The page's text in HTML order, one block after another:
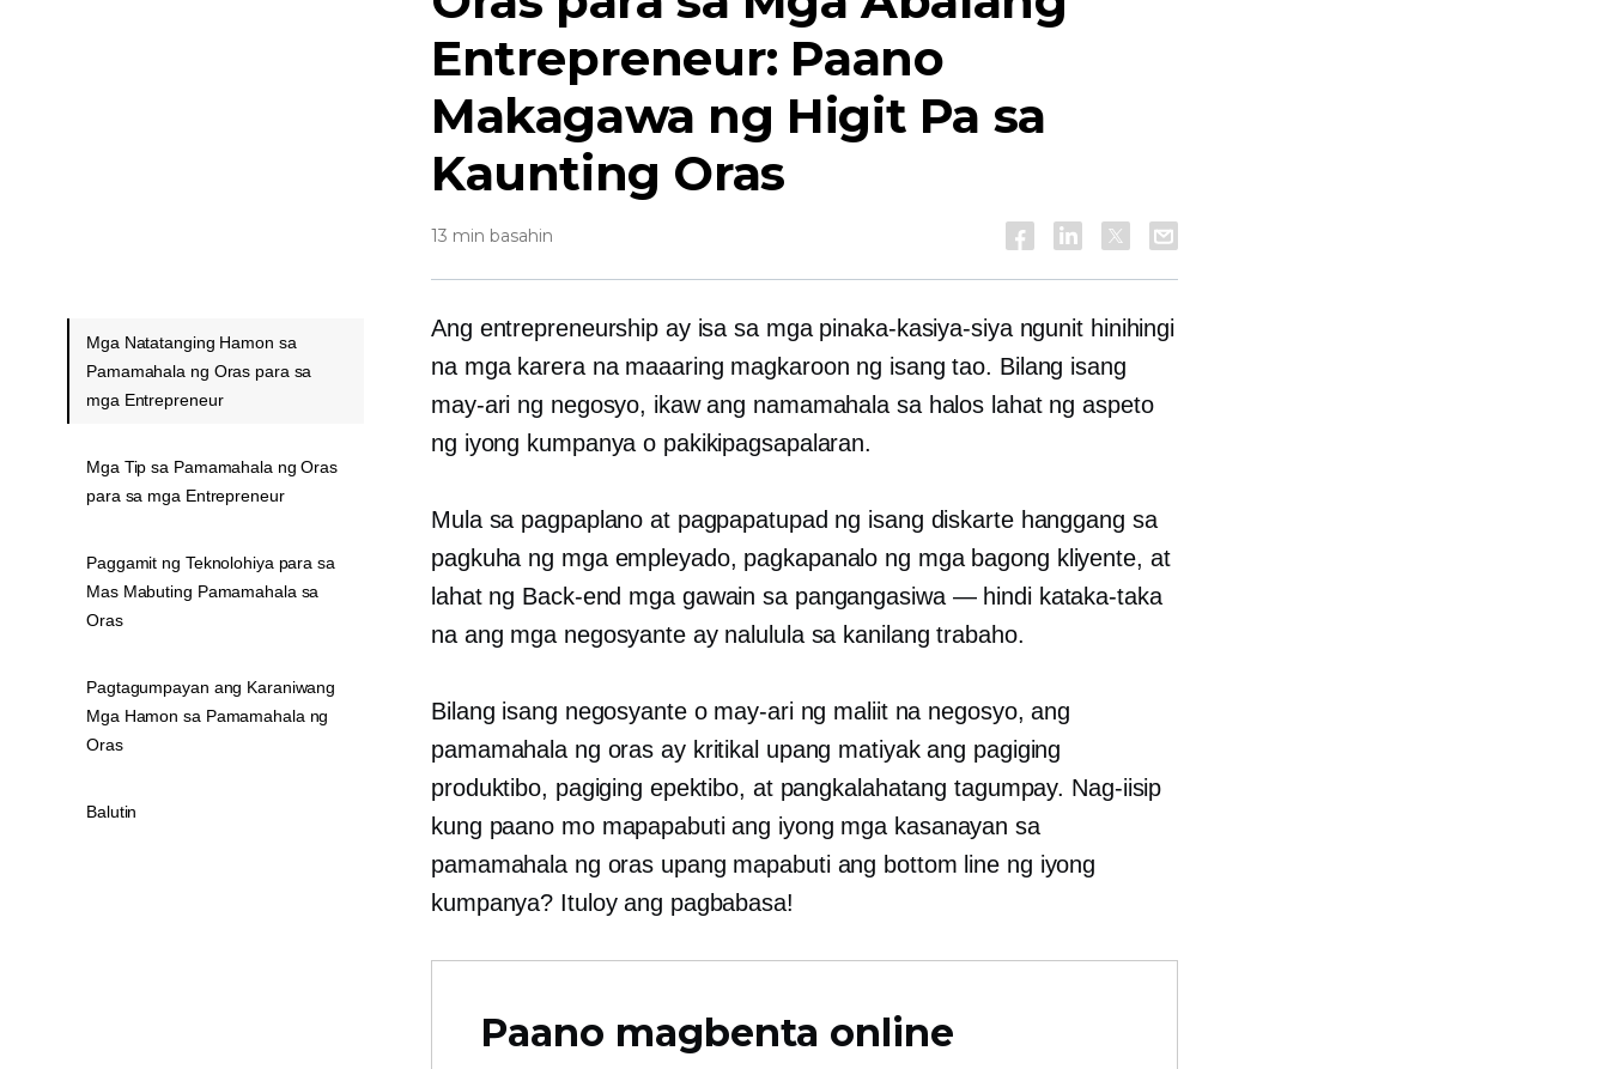
Entrepreneur: Paano
Makagawa ng Higit Pa sa
Kaunting Oras
13 min basahin
Ang entrepreneurship ay isa sa mga pinaka-kasiya-siya ngunit hinihingi
na mga karera na maaaring magkaroon ng isang tao. Bilang isang
may-ari ng negosyo, ikaw ang namamahala sa halos lahat ng aspeto
ng iyong kumpanya o pakikipagsapalaran.
Mula sa pagpaplano at pagpapatupad ng isang diskarte hanggang sa
pagkuha ng mga empleyado, pagkapanalo ng mga bagong kliyente, at
lahat ng Back-end mga gawain sa pangangasiwa — hindi kataka-taka
na ang mga negosyante ay nalulula sa kanilang trabaho.
Bilang isang negosyante o may-ari ng maliit na negosyo, ang
pamamahala ng oras ay kritikal upang matiyak ang pagiging
produktibo, pagiging epektibo, at pangkalahatang tagumpay. Nag-iisip
kung paano mo mapapabuti ang iyong mga kasanayan sa
pamamahala ng oras upang mapabuti ang bottom line ng iyong
kumpanya? Ituloy ang pagbabasa!
Paano magbenta online
Mga Natatanging Hamon sa
Pamamahala ng Oras para sa
mga Entrepreneur
Mga Tip sa Pamamahala ng Oras
para sa mga Entrepreneur
Paggamit ng Teknolohiya para sa
Mas Mabuting Pamamahala sa
Oras
Pagtagumpayan ang Karaniwang
Mga Hamon sa Pamamahala ng
Oras
Balutin